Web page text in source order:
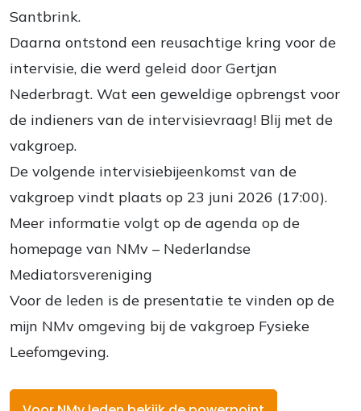
Santbrink.
Daarna ontstond een reusachtige kring voor de
intervisie, die werd geleid door Gertjan
Nederbragt. Wat een geweldige opbrengst voor
de indieners van de intervisievraag! Blij met de
vakgroep.
De volgende intervisiebijeenkomst van de
vakgroep vindt plaats op 23 juni 2026 (17:00).
Meer informatie volgt op de agenda op de
homepage van NMv – Nederlandse
Mediatorsvereniging
Voor de leden is de presentatie te vinden op de
mijn NMv omgeving bij de vakgroep Fysieke
Leefomgeving.